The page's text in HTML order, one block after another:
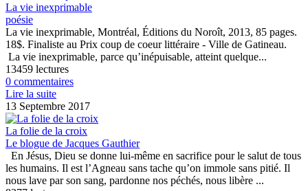
La vie inexprimable
poésie
La vie inexprimable, Montréal, Éditions du Noroît, 2013, 85 pages.
18$. Finaliste au Prix coup de coeur littéraire - Ville de Gatineau.
La vie inexprimable, parce qu’inépuisable, atteint quelque...
13459 lectures
0 commentaires
Lire la suite
13 Septembre 2017
La folie de la croix
Le blogue de Jacques Gauthier
En Jésus, Dieu se donne lui-même en sacrifice pour le salut de tous
les humains. Il est l’Agneau sans tache qu’on immole sans pitié. Il
nous lave par son sang, pardonne nos péchés, nous libère ...